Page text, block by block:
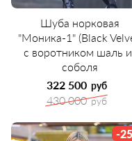
Шуба норковая
"Моника-1" (Black
с воротником шаль
соболя
322 500 руб
430 000 руб
-